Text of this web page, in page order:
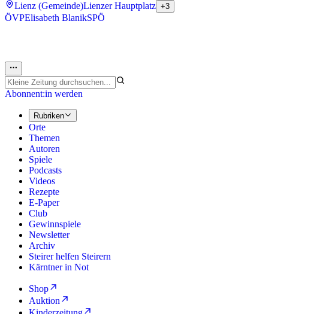
Lienz (Gemeinde)Lienzer Hauptplatz +3
ÖVPElisabeth BlanikSPÖ
Abonnent:in werden
Rubriken
Orte
Themen
Autoren
Spiele
Podcasts
Videos
Rezepte
E-Paper
Club
Gewinnspiele
Newsletter
Archiv
Steirer helfen Steirern
Kärntner in Not
Shop
Auktion